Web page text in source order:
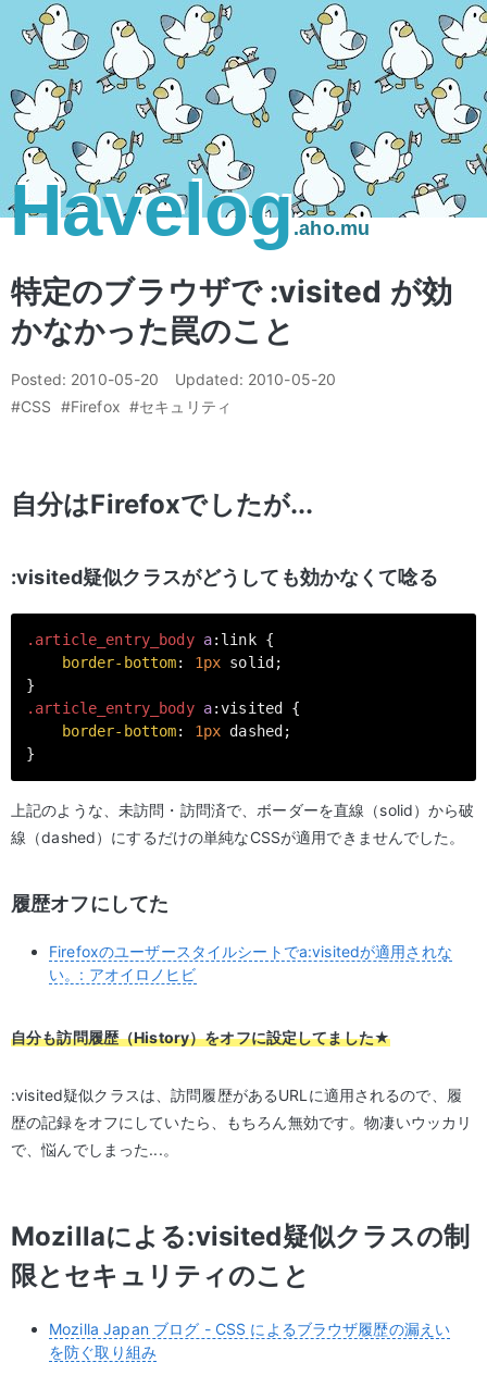
Havelog.aho.mu
特定のブラウザで :visited が効
かなかった罠のこと
Posted: 2010-05-20 Updated: 2010-05-20
#CSS #Firefox #セキュリティ
自分はFirefoxでしたが...
:visited疑似クラスがどうしても効かなくて唸る
.article_entry_body a:link {
border-bottom: 1px solid;
.article_entry_body a:visited
{
border-bottom: 1px dashed;
}
上記のような、未訪問・訪問済で、ボーダーを直線（solid）から破
線（dashed）にするだけの単純なCSSが適用できませんでした。
履歴オフにしてた
Firefoxのユーザースタイルシートでa:visitedが適用されな
い。: アオイロノヒビ
自分も訪問履歴（History）をオフに設定してました★
:visited疑似クラスは、訪問履歴があるURLに適用されるので、履
歴の記録をオフにしていたら、もちろん無効です。物凄いウッカリ
で、悩んでしまった...。
Mozillaによる:visited疑似クラスの制
限とセキュリティのこと
Mozilla Japan ブログ - CSS によるブラウザ履歴の漏えい
を防ぐ取り組み